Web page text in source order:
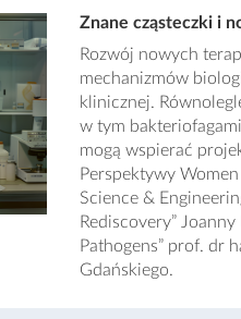
Znane cząsteczki i
Rozwój nowych
mechanizmów
klinicznej.
w tym
mogą wspierać
Perspektywy
Science &
Rediscovery”
Pathogens” prof. dr
Gdańskiego.